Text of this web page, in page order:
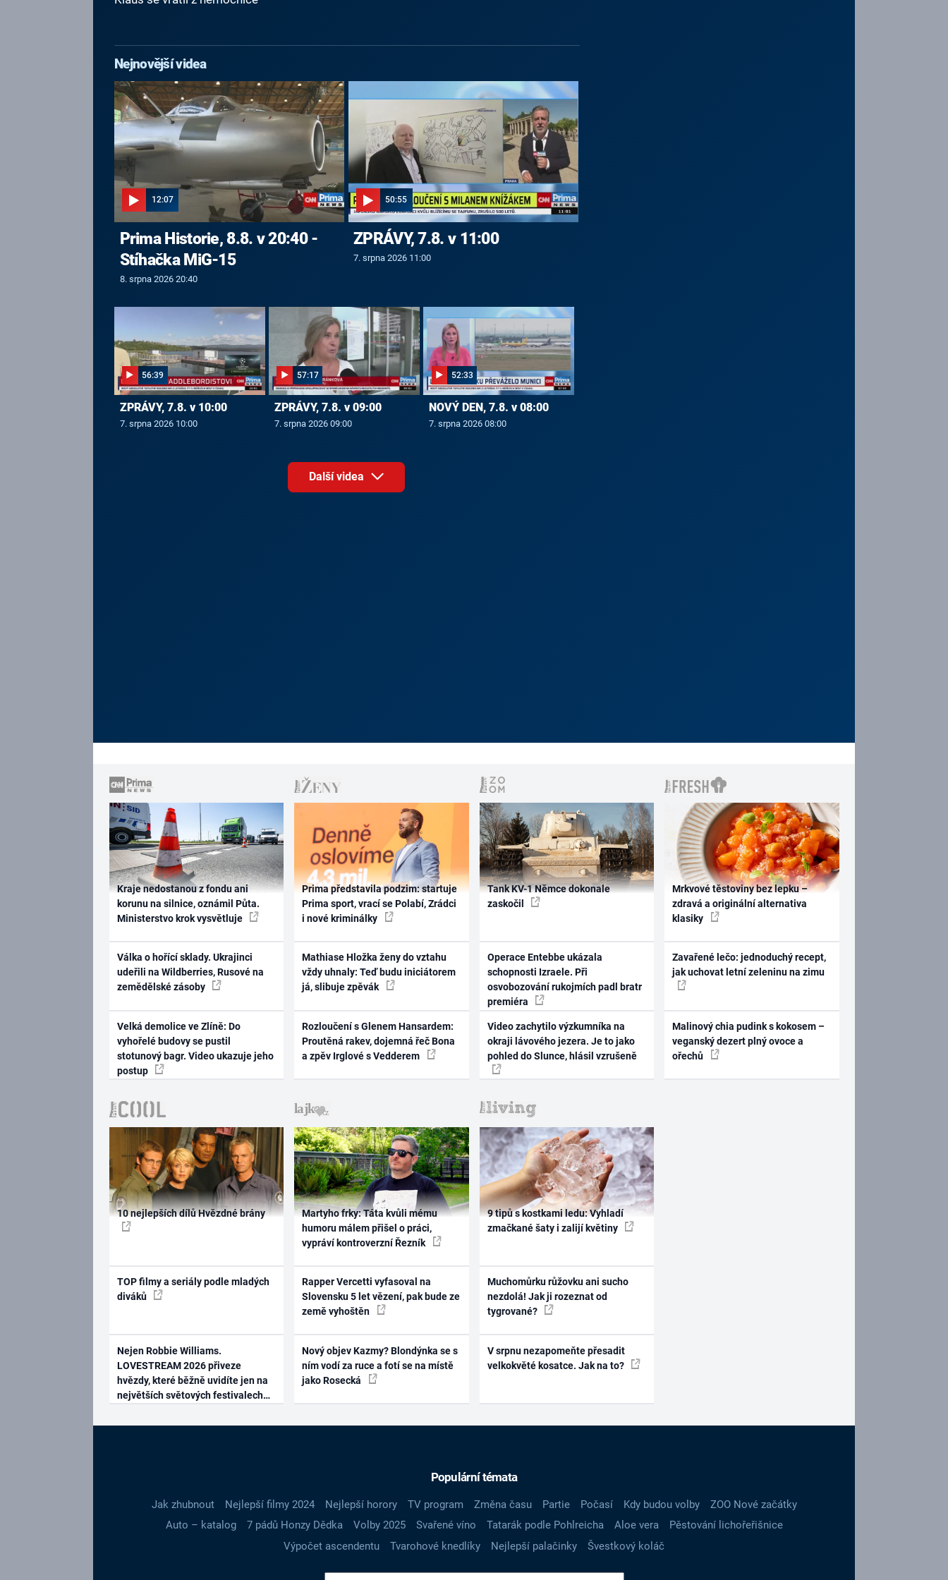
Nejnovější videa
12:07
Prima Historie, 8.8. v 20:40 -
Stíhačka MiG-15
8. srpna 2026 20:40
50:55
ZPRÁVY, 7.8. v 11:00
7. srpna 2026 11:00
56:39
ZPRÁVY, 7.8. v 10:00
7. srpna 2026 10:00
57:17
ZPRÁVY, 7.8. v 09:00
7. srpna 2026 09:00
52:33
NOVÝ DEN, 7.8. v 08:00
7. srpna 2026 08:00
Další videa
Kraje nedostanou z fondu ani
korunu na silnice, oznámil Půta.
Ministerstvo krok vysvětluje
Válka o hořící sklady. Ukrajinci
udeřili na Wildberries, Rusové na
zemědělské zásoby
Velká demolice ve Zlíně: Do
vyhořelé budovy se pustil
stotunový bagr. Video ukazuje jeho
postup
Prima představila podzim: startuje
Prima sport, vrací se Polabí, Zrádci
i nové kriminálky
Mathiase Hložka ženy do vztahu
vždy uhnaly: Teď budu iniciátorem
já, slibuje zpěvák
Rozloučení s Glenem Hansardem:
Proutěná rakev, dojemná řeč Bona
a zpěv Irglové s Vedderem
Tank KV-1 Němce dokonale
zaskočil
Operace Entebbe ukázala
schopnosti Izraele. Při
osvobozování rukojmích padl bratr
premiéra
Video zachytilo výzkumníka na
okraji lávového jezera. Je to jako
pohled do Slunce, hlásil vzrušeně
Mrkvové těstoviny bez lepku –
zdravá a originální alternativa
klasiky
Zavařené lečo: jednoduchý recept,
jak uchovat letní zeleninu na zimu
Malinový chia pudink s kokosem –
veganský dezert plný ovoce a
ořechů
10 nejlepších dílů Hvězdné brány
TOP filmy a seriály podle mladých
diváků
Nejen Robbie Williams.
LOVESTREAM 2026 přiveze
hvězdy, které běžně uvidíte jen na
největších světových festivalech
Martyho frky: Táta kvůli mému
humoru málem přišel o práci,
vypráví kontroverzní Řezník
Rapper Vercetti vyfasoval na
Slovensku 5 let vězení, pak bude ze
země vyhoštěn
Nový objev Kazmy? Blondýnka se s
ním vodí za ruce a fotí se na místě
jako Rosecká
9 tipů s kostkami ledu: Vyhladí
zmačkané šaty i zalijí květiny
Muchomůrku růžovku ani sucho
nezdolá! Jak ji rozeznat od
tygrované?
V srpnu nezapomeňte přesadit
velkokvěté kosatce. Jak na to?
Populární témata
Jak zhubnout Nejlepší filmy 2024 Nejlepší horory TV program Změna času Partie Počasí Kdy budou volby
ZOO Nové začátky
Auto – katalog
7 pádů Honzy Dědka Volby 2025 Svařené víno Tatarák podle Pohlreicha Aloe vera
Pěstování lichořeřišnice
Výpočet ascendentu
Tvarohové knedlíky Nejlepší palačinky Švestkový koláč